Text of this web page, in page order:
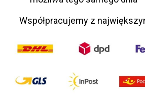
Współpracujemy z